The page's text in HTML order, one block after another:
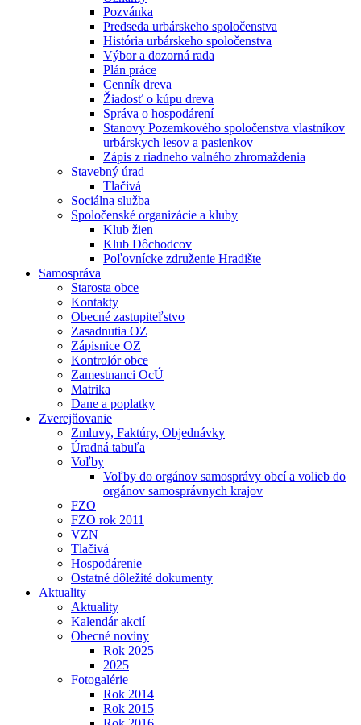
Pozvánka
Predseda urbárskeho spoločenstva
História urbárskeho spoločenstva
Výbor a dozorná rada
Plán práce
Cenník dreva
Žiadosť o kúpu dreva
Správa o hospodárení
Stanovy Pozemkového spoločenstva vlastníkov
urbárskych lesov a pasienkov
Zápis z riadneho valného zhromaždenia
Stavebný úrad
Tlačivá
Sociálna služba
Spoločenské organizácie a kluby
Klub žien
Klub Dôchodcov
Poľovnícke združenie Hradište
Samospráva
Starosta obce
Kontakty
Obecné zastupiteľstvo
Zasadnutia OZ
Zápisnice OZ
Kontrolór obce
Zamestnanci OcÚ
Matrika
Dane a poplatky
Zverejňovanie
Zmluvy, Faktúry, Objednávky
Úradná tabuľa
Voľby
Voľby do orgánov samosprávy obcí a volieb do
orgánov samosprávnych krajov
FZO
FZO rok 2011
VZN
Tlačivá
Hospodárenie
Ostatné dôležité dokumenty
Aktuality
Aktuality
Kalendár akcií
Obecné noviny
Rok 2025
2025
Fotogalérie
Rok 2014
Rok 2015